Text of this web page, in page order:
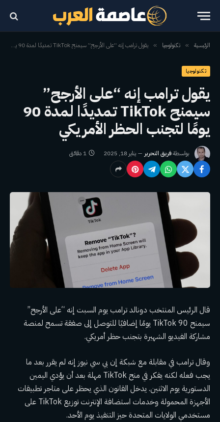
الرئيسية » تكنولوجيا » يقول ترامب إنه “على الأرجح” سيمنح TikTok تمديدًا لمدة 90 يومًا لتجنب الحظر الأمريكي
تكنولوجيا
يقول ترامب إنه “على الأرجح”
سيمنح TikTok تمديدًا لمدة 90
يومًا لتجنب الحظر الأمريكي
بواسطةفريق التحرير يناير 18, 2025 1 دقائق
قال الرئيس المنتخب دونالد ترامب يوم السبت إنه “على الأرجح”
سيمنح TikTok 90 يومًا إضافيًا للتوصل إلى صفقة تسمح لمنصة
مشاركة الفيديو الشهيرة بتجنب حظر أمريكي.
وقال ترامب في مقابلة مع شبكة إن بي سي نيوز إنه لم يقرر بعد ما
يجب فعله لكنه يفكر في منح TikTok مهلة بعد أن يؤدي اليمين
الدستورية يوم الاثنين. يدخل القانون الذي يحظر على متاجر تطبيقات
الأجهزة المحمولة وخدمات استضافة الإنترنت توزيع TikTok على
مستخدمي الولايات المتحدة حيز التنفيذ يوم الأحد.